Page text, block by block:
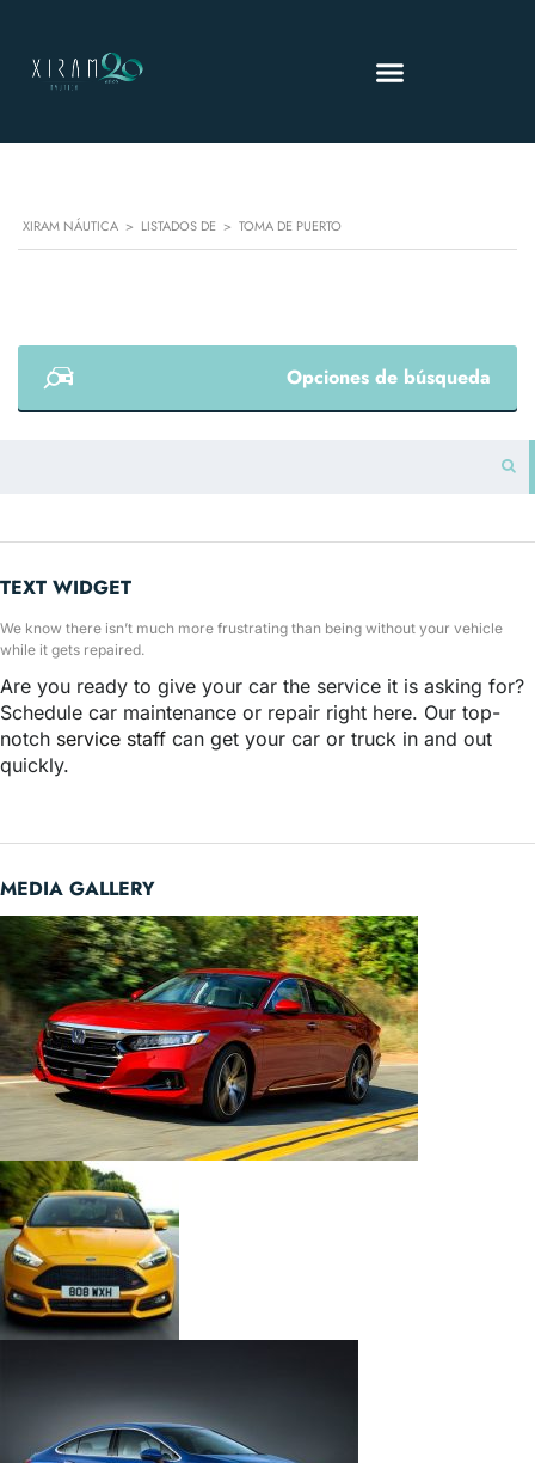
XIRAM NÁUTICA > LISTADOS DE > TOMA DE PUERTO
Opciones de búsqueda
TEXT WIDGET
We know there isn’t much more frustrating than being without your vehicle
while it gets repaired.
Are you ready to give your car the service it is asking for?
Schedule car maintenance or repair right here. Our top-
notch service staff can get your car or truck in and out
quickly.
MEDIA GALLERY